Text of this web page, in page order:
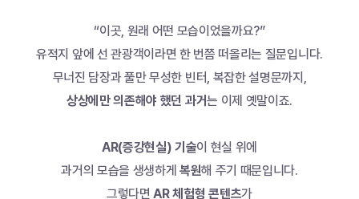
“이곳, 원래 어떤 모습이었을까요?”
유적지 앞에 선 관광객이라면 한 번쯤 떠올리는 질문입니다.
무너진 담장과 풀만 무성한 빈터, 복잡한 설명문까지,
상상에만 의존해야 했던 과거는 이제 옛말이죠.
AR(증강현실) 기술이 현실 위에
과거의 모습을 생생하게 복원해 주기 때문입니다.
그렇다면 AR 체험형 콘텐츠가